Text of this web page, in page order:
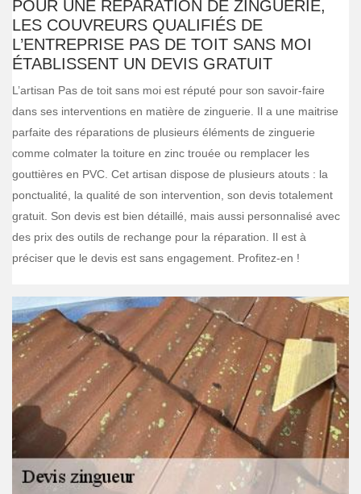
POUR UNE RÉPARATION DE ZINGUERIE,
LES COUVREURS QUALIFIÉS DE
L’ENTREPRISE PAS DE TOIT SANS MOI
ÉTABLISSENT UN DEVIS GRATUIT
L’artisan Pas de toit sans moi est réputé pour son savoir-faire
dans ses interventions en matière de zinguerie. Il a une maitrise
parfaite des réparations de plusieurs éléments de zinguerie
comme colmater la toiture en zinc trouée ou remplacer les
gouttières en PVC. Cet artisan dispose de plusieurs atouts : la
ponctualité, la qualité de son intervention, son devis totalement
gratuit. Son devis est bien détaillé, mais aussi personnalisé avec
des prix des outils de rechange pour la réparation. Il est à
préciser que le devis est sans engagement. Profitez-en !